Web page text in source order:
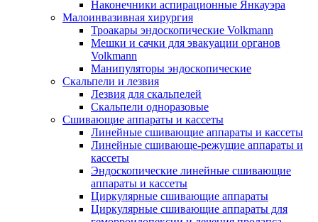
Наконечники аспирационные Янкауэра
Малоинвазивная хирургия
Троакары эндоскопические Volkmann
Мешки и сачки для эвакуации органов
Volkmann
Манипуляторы эндоскопические
Скальпели и лезвия
Лезвия для скальпелей
Скальпели одноразовые
Сшивающие аппараты и кассеты
Линейные сшивающие аппараты и кассеты
Линейные сшивающе-режущие аппараты и
кассеты
Эндоскопические линейные сшивающие
аппараты и кассеты
Циркулярные сшивающие аппараты
Циркулярные сшивающие аппараты для